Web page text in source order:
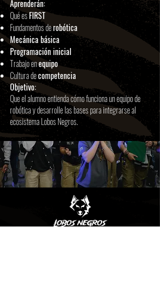
Aprenderán:
Qué esFIRST
Fundamentos derobótica
Mecánica básica
Programación inicial
Trabajo enequipo
Cultura decompetencia
Objetivo:
Que el alumno entienda cómo funciona un equipo de
robótica y desarrolle las bases para integrarse al
ecosistema Lobos Negros.